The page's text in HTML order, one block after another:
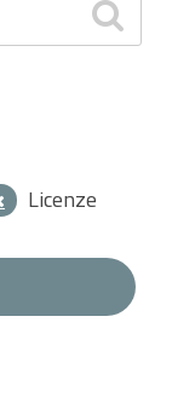
Licenze